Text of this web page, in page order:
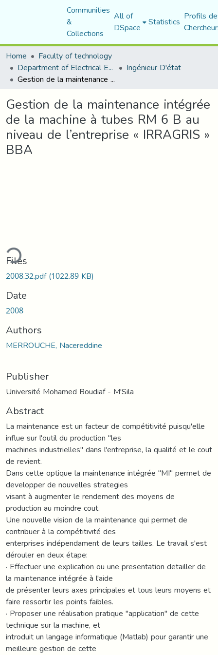
Communities
&
Collections
All of
DSpace Statistics Profils
Home
Faculty of technology
Department of Electrical Engineering Ingénieur D'état
Gestion de la maintenance intégrée de la machine à tubes RM 6 B au niveau de l’entreprise « IRRAGRIS » BBA
Gestion de la maintenance intégrée
de la machine à tubes RM 6 B au
niveau de l’entreprise « IRRAGRIS »
BBA
Files
2008.32.pdf(1022.89 KB)
Date
2008
Authors
MERROUCHE, Nacereddine
Publisher
Université Mohamed Boudiaf - M'Sila
Abstract
La maintenance est un facteur de compétitivité puisqu'elle
influe sur l'outil du production "les
machines industrielles" dans l'entreprise, la qualité et le cout
de revient.
Dans cette optique la maintenance intégrée "MI" permet de
developper de nouvelles strategies
visant à augmenter le rendement des moyens de
production au moindre cout.
Une nouvelle vision de la maintenance qui permet de
contribuer à la compétitivité des
enterprises indépendament de leurs tailles. Le travail s'est
dérouler en deux étape:
· Effectuer une explication ou une presentation detailler de
la maintenance intégrée à l'aide
de présenter leurs axes principales et tous leurs moyens et
faire ressortir les points faibles.
· Proposer une réalisation pratique "application" de cette
technique sur la machine, et
introduit un langage informatique (Matlab) pour garantir une
meilleure gestion de cette